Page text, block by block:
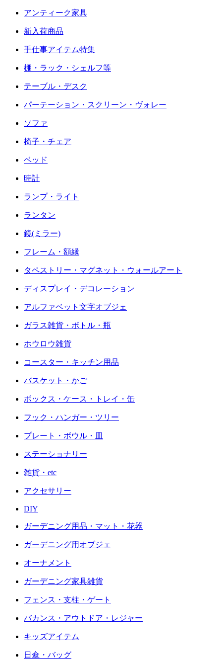
アンティーク家具
新入荷商品
手仕事アイテム特集
棚・ラック・シェルフ等
テーブル・デスク
パーテーション・スクリーン・ヴォレー
ソファ
椅子・チェア
ベッド
時計
ランプ・ライト
ランタン
鏡(ミラー)
フレーム・額縁
タペストリー・マグネット・ウォールアート
ディスプレイ・デコレーション
アルファベット文字オブジェ
ガラス雑貨・ボトル・瓶
ホウロウ雑貨
コースター・キッチン用品
バスケット・かご
ボックス・ケース・トレイ・缶
フック・ハンガー・ツリー
プレート・ボウル・皿
ステーショナリー
雑貨・etc
アクセサリー
DIY
ガーデニング用品・マット・花器
ガーデニング用オブジェ
オーナメント
ガーデニング家具雑貨
フェンス・支柱・ゲート
バカンス・アウトドア・レジャー
キッズアイテム
日傘・バッグ